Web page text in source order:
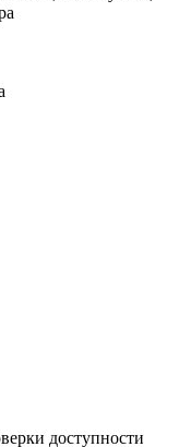
доступности